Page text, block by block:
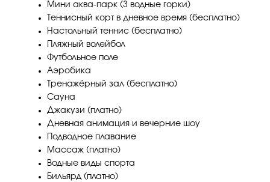
Мини аква-парк (3 водные горки)
Теннисный корт в дневное время (бесплатно)
Настольный теннис (бесплатно)
Пляжный волейбол
Футбольное поле
Аэробика
Тренажёрный зал (бесплатно)
Сауна
Джакузи (платно)
Дневная анимация и вечерние шоу
Подводное плавание
Массаж (платно)
Водные виды спорта
Бильярд (платно)